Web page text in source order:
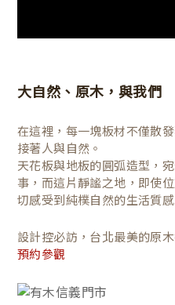
大自然、原木，與我們
在這裡，每一塊板材不僅散
接著人與自然。
天花板與地板的圓弧造型，
事，而這片靜謐之地，即使
切感受到純樸自然的生活質感
設計控必訪，台北最美的原
預約參觀